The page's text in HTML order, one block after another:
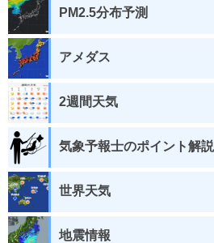
PM2.5分布予測
アメダス
2週間天気
気象予報士のポイント解説
世界天気
地震情報